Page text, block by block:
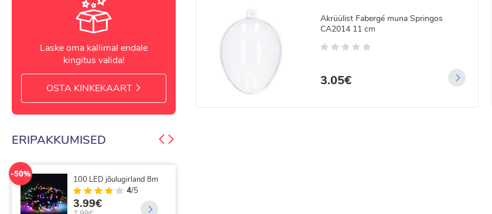
Laske oma kallimal endale
kingitus valida!
OSTA KINKEKAART
ERIPAKKUMISED
-44%
200 LED FLASH Jõulutuled
16m koos 31V adapteriga
Akrüülist Fabergé muna Springos
CA2014 11 cm
3.05€